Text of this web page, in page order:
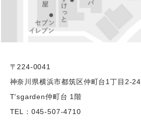
〒224-0041
神奈川県横浜市都筑区仲町台1丁目2-24
T'sgarden仲町台 1階
TEL： 045-507-4710